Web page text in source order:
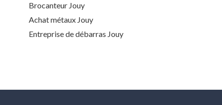
Brocanteur Jouy
Achat métaux Jouy
Entreprise de débarras Jouy